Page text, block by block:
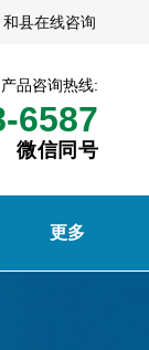
和县在线咨询
产品咨询热线:
6587
微信同号
更多